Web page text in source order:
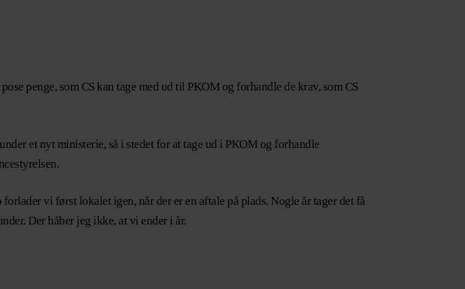
penge, som CS kan tage med ud til PKOM og forhandle de krav, som CS
et nyt ministerie, så i stedet for at tage ud i PKOM og forhandle
vi først lokalet igen, når der er en aftale på plads. Nogle år tager det få
Der håber jeg ikke, at vi ender i år.